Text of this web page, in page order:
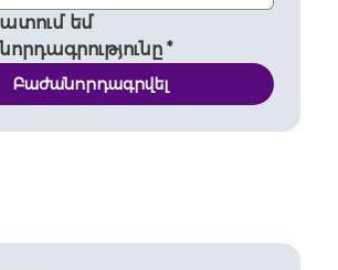
եմ
*
Բաժանորդագրվել